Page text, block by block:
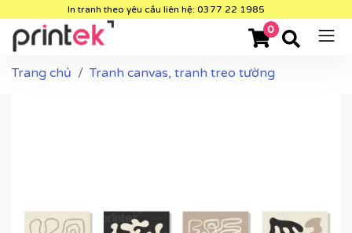
In tranh theo yêu cầu liên hệ: 0377 22 1985
0
Trang chủ Tranh canvas, tranh treo tường